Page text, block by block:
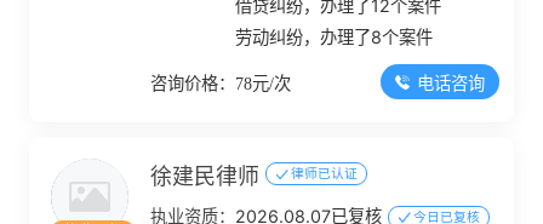
借贷纠纷，办理了12个案件
劳动纠纷，办理了8个案件
咨询价格：78元/次 电话咨询
徐建民律师 律师已认证
执业资质： 2026.08.07已复核 今日已复核